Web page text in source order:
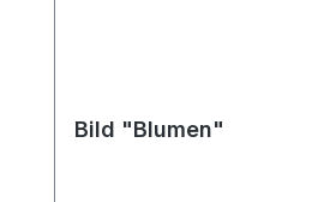
Bild "Blumen"